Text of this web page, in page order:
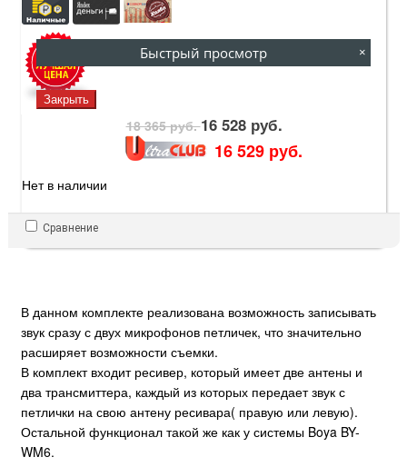
18 365 руб.16 528 руб.
16 529 руб.
Нет в наличии
Сравнение
В данном комплекте реализована возможность записывать
звук сразу с двух микрофонов петличек, что значительно
расширяет возможности съемки.
В комплект входит ресивер, который имеет две антены и
два трансмиттера, каждый из которых передает звук с
петлички на свою антену ресивара( правую или левую).
Остальной функционал такой же как у системы Boya BY-
WM6.
Быстрый просмотр ×
Закрыть